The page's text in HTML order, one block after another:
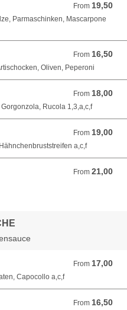
From 19,50
From 19,50 EUR
Parmaschinken, Mascarpone
From 16,50
From 16,50 EUR
Oliven, Peperoni
From 18,00
From 18,00 EUR
Rucola 1,3,a,c,f
From 19,00
From 19,00 EUR
a,c,f
From 21,00
From 21,00 EUR
From 17,00
From 17,00 EUR
Capocollo a,c,f
From 16,50
From 16,50 EUR